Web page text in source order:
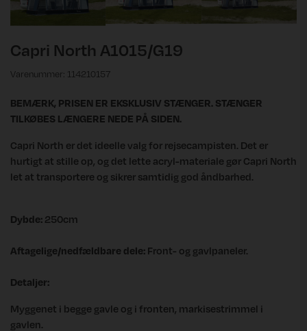
Capri North A1015/G19
Varenummer: 114210157
BEMÆRK, PRISEN ER EKSKLUSIV STÆNGER. STÆNGER
TILKØBES LÆNGERE NEDE PÅ SIDEN.
Capri North er det ideelle valg for rejsecampisten. Det er
hurtigt at stille op, og det lette acryl-materiale gør Capri North
let at transportere og sikrer samtidig god åndbarhed.
Dybde: 250cm
Aftagelige/nedfældbare dele: Front- og gavlpaneler.
Detaljer:
Myggenet i begge gavle og i fronten, markisestrimmel i
gavlen.